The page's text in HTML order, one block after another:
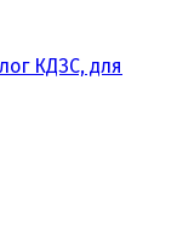
КДЗС, для